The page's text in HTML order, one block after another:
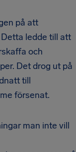
på att
ledde till att
och
Det drog ut på
till
försenat.
man inte vill